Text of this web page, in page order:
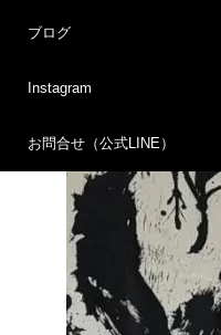
ブログ
Instagram
お問合せ（公式LINE）